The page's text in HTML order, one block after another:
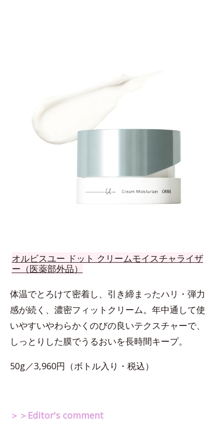
オルビスユー ドット クリームモイスチャライザ
ー（医薬部外品）
体温でとろけて密着し、引き締まったハリ・弾力
感が続く、濃密フィットクリーム。年中通して使
いやすいやわらかくのびの良いテクスチャーで、
しっとりした膜でうるおいを長時間キープ。
50g／3,960円（ボトル入り・税込）
＞＞Editor's comment